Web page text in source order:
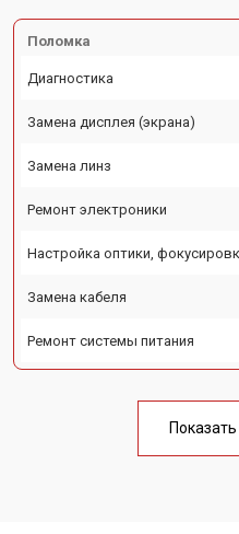
Поломка
Диагностика
Замена дисплея (экрана)
Замена линз
Ремонт электроники
Настройка оптики,
Замена кабеля
Ремонт системы питания